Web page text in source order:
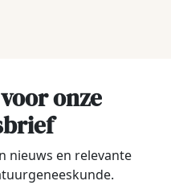
onze
nieuws en relevante